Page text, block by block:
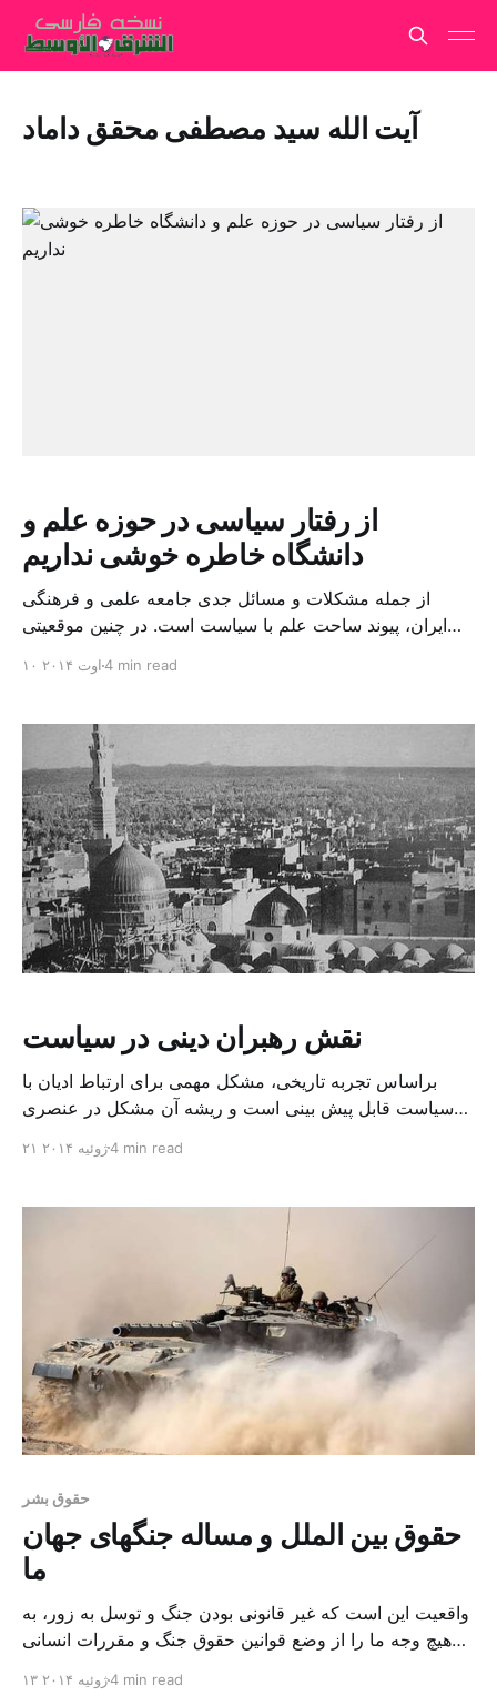
آیت الله سید مصطفی محقق داماد
از رفتار سیاسی در حوزه علم و
دانشگاه خاطره خوشی نداریم
از جمله مشکلات و مسائل جدی جامعه علمی و فرهنگی
ایران، پیوند ساحت علم با سیاست است. در چنین موقعیتی
پیشرفتی فقط در سایه استقلال و آزادی نهاد های علمی میسر
سیاسی […]
۱۰ اوت ۲۰۱۴4 min read
نقش رهبران دینی در سیاست
براساس تجربه تاریخی، مشکل مهمی برای ارتباط ادیان با
سیاست قابل پیش بینی است و ریشه آن مشکل در عنصری
وجود ندارد وآن «تقدس» قدرت سیاسی است. تقدس قدرت
شهروندان محسوب […]
۲۱ ژوئیه ۲۰۱۴4 min read
حقوق بشر
حقوق بین الملل و مساله جنگهای جهان
ما
واقعیت این است که غیر قانونی بودن جنگ و توسل به زور، به
هیچ وجه ما را از وضع قوانین حقوق جنگ و مقررات انسانی
عواقب وخیم ناتوانی جامعه بین المللی را در جلوگیری از جنگ
۱۳ ژوئیه ۲۰۱۴4 min read